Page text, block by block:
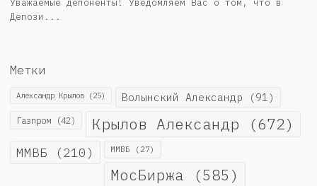
Уважаемые депоненты! Уведомляем Вас о том, что в
Депози...
Метки
Александр Крылов (25) Волынский Александр (91)
Газпром (42) Крылов Александр (672)
ММВБ (210) ММВБ (27)
МосБиржа (585)